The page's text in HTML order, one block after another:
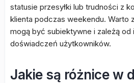
statusie przesyłki lub trudności z
klienta podczas weekendu. Warto
mogą być subiektywne i zależą od
doświadczeń użytkowników.
Jakie są różnice w